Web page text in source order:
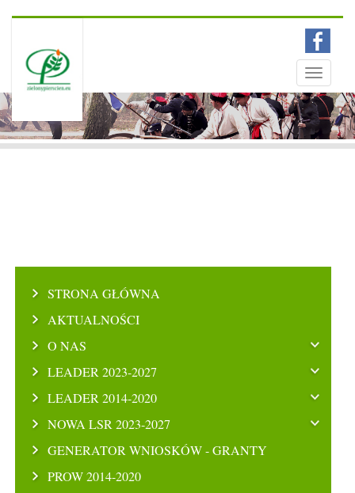
Toggle
Menu
STRONA GŁÓWNA
AKTUALNOŚCI
O NAS
LEADER 2023-2027
LEADER 2014-2020
NOWA LSR 2023-2027
GENERATOR WNIOSKÓW - GRANTY
PROW 2014-2020